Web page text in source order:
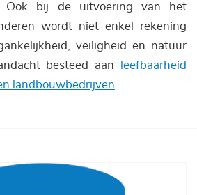
Ook bij de uitvoering van het
wordt niet enkel rekening
veiligheid en natuur
besteed aan
leefbaarheid
landbouwbedrijven